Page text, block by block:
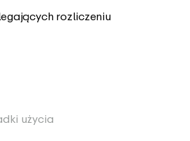
rozliczeniu
użycia